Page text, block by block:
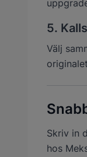
5.
Välj
Skriv in
hos